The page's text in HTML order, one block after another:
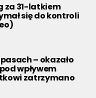
za 31-latkiem
się do kontroli
– okazało
wpływem
zatrzymano